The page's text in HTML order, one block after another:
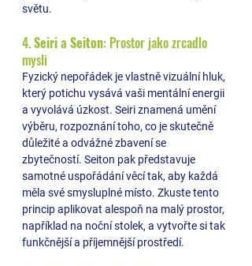
světu.
4. Seiri a Seiton: Prostor jako zrcadlo
mysli
Fyzický nepořádek je vlastně vizuální hluk,
který potichu vysává vaši mentální energii
a vyvolává úzkost. Seiri znamená umění
výběru, rozpoznání toho, co je skutečně
důležité a odvážné zbavení se
zbytečností. Seiton pak představuje
samotné uspořádání věcí tak, aby každá
měla své smysluplné místo. Zkuste tento
princip aplikovat alespoň na malý prostor,
například na noční stolek, a vytvořte si tak
funkčnější a příjemnější prostředí.